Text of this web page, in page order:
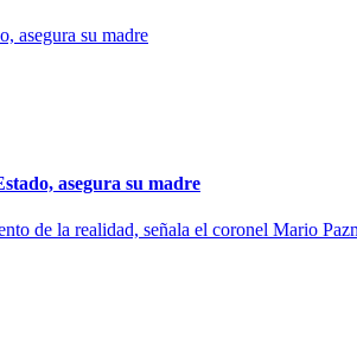
asegura su madre